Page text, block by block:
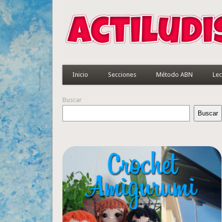
Inicio Secciones Método ABN
Buscar
Buscar